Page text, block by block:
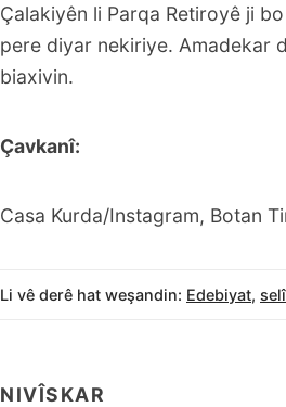
Çalakiyên li Parqa Retiroyê ji
pere diyar nekiriye. Amadekar
biaxivin.
Çavkanî:
Casa Kurda/Instagram, Botan
Li vê derê hat weşandin: Edebiyat,
NIVÎSKAR